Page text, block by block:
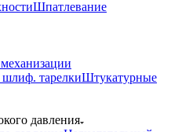
Шпатлевание
тарелкиШтукатурные
давления